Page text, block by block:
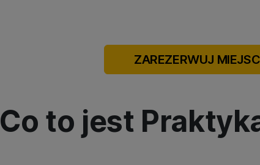
ZAREZERWUJ
Co to jest